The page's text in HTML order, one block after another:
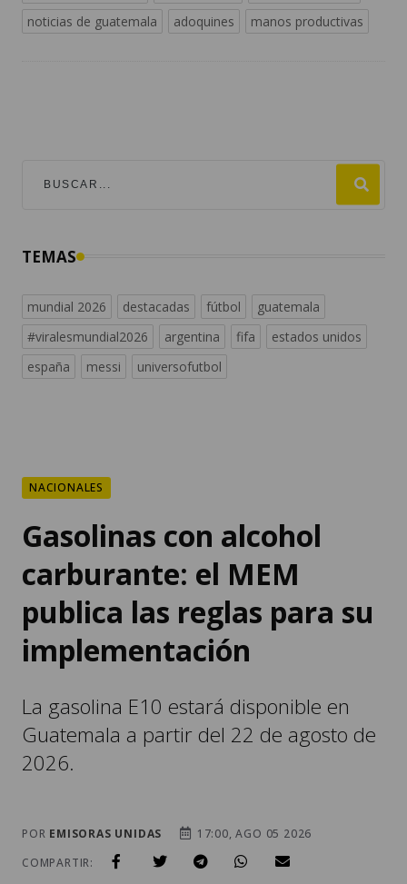
noticias de guatemala
adoquines manos productivas
TEMAS
mundial 2026 destacadas fútbol
guatemala
#viralesmundial2026
argentina fifa
estados unidos
españa
messi universofutbol
NACIONALES
Gasolinas con alcohol
carburante: el MEM
publica las reglas para su
implementación
La gasolina E10 estará disponible en
Guatemala a partir del 22 de agosto de
2026.
POR EMISORAS UNIDAS
17:00, AGO 05 2026
COMPARTIR: